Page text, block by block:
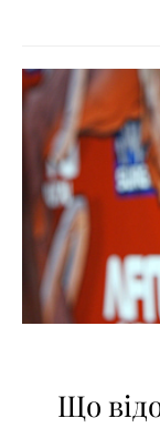
Що